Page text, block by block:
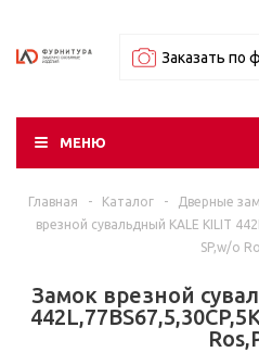
Заказать по
МЕНЮ
Главная - Каталог - Дверные
врезной сувальдный KALE KILIT
SP,w/o
Замок врезной